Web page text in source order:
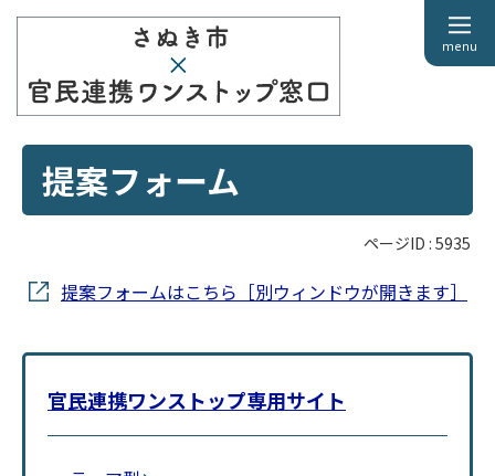
menu
提案フォーム
ページID : 5935
提案フォームはこちら［別ウィンドウが開きます］
官民連携ワンストップ専用サイト